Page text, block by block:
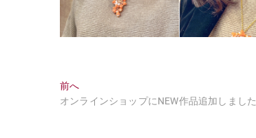
投
稿
前へ
去
オンラインショップにNEW作品追加しました